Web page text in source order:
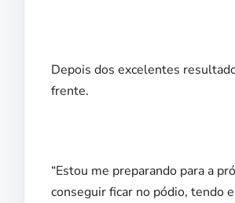
Depois dos excelentes
frente.
“Estou me preparando para a
conseguir ficar no pódio, tendo